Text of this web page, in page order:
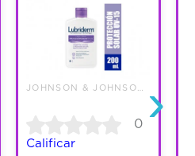
0
Calificar
›